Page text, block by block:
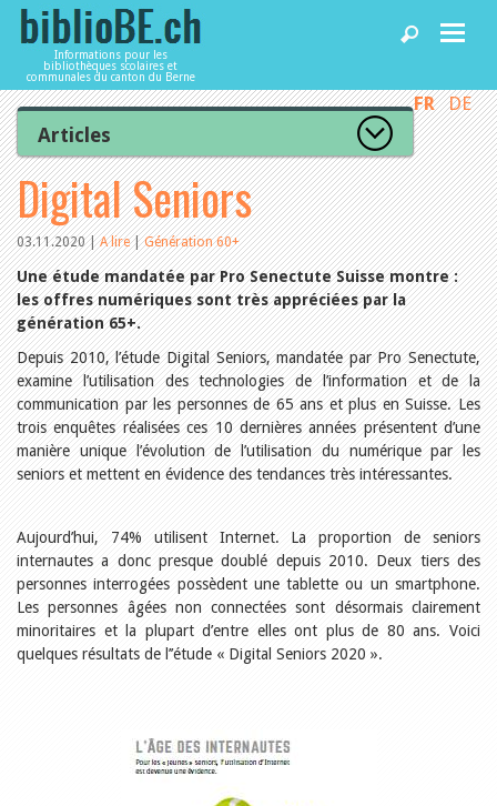
Informations pour les
bibliothèques scolaires et
communales du canton du Berne
Accueil
Articles
Bibliothèques
Agenda
Services
Utiliser biblioBE.ch
FR DE
Articles
Tous les articles
Articles recommandés
Les mieux notés
Catégories
L’Office de la culture informe
La Commission informe
Les bibliothèques informent
Organisation
Locaux et infrastructure
Collections
Utilisation
Finances
Personnel
Gestion de la qualité
Droit et politique
Du monde entier
Divers
A lire
Tags
Manifestations
Formation et perfectionnement
Subventions cantonales
Digital Seniors
03.11.2020|A lire|Génération 60+
Une étude mandatée par Pro Senectute Suisse montre :
les offres numériques sont très appréciées par la
génération 65+.
Depuis 2010, l’étude Digital Seniors, mandatée par Pro Senectute,
examine l’utilisation des technologies de l’information et de la
communication par les personnes de 65 ans et plus en Suisse. Les
trois enquêtes réalisées ces 10 dernières années présentent d’une
manière unique l’évolution de l’utilisation du numérique par les
seniors et mettent en évidence des tendances très intéressantes.
Aujourd’hui, 74% utilisent Internet. La proportion de seniors
internautes a donc presque doublé depuis 2010. Deux tiers des
personnes interrogées possèdent une tablette ou un smartphone.
Les personnes âgées non connectées sont désormais clairement
minoritaires et la plupart d’entre elles ont plus de 80 ans. Voici
quelques résultats de l’’étude « Digital Seniors 2020 ».